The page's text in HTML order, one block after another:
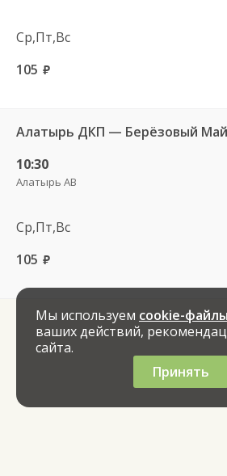
Ср,Пт,Вс
105 руб.
Алатырь ДКП — Берёзовый
10:30
Алатырь АВ
Ср,Пт,Вс
105 руб.
Мы используем cookie-файлы
ваших действий,
сайта.
Принять